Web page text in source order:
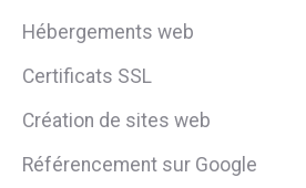
Hébergements web
Certificats SSL
Création de sites web
Référencement sur Google